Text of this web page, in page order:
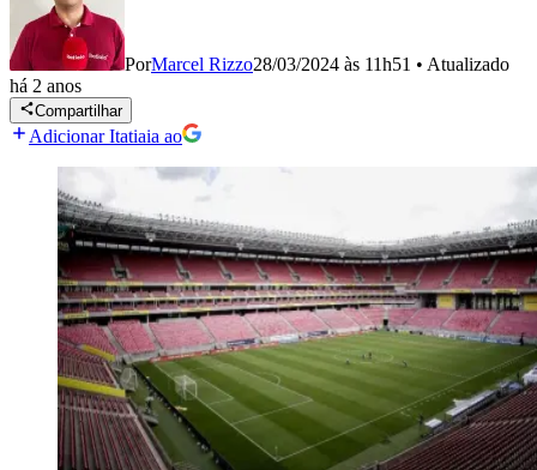
PorMarcel Rizzo28/03/2024 às 11h51 • Atualizado
há 2 anos
Compartilhar
Adicionar Itatiaia ao